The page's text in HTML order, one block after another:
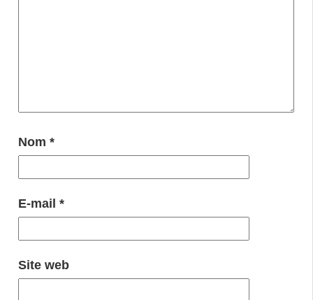
Nom *
E-mail *
Site web